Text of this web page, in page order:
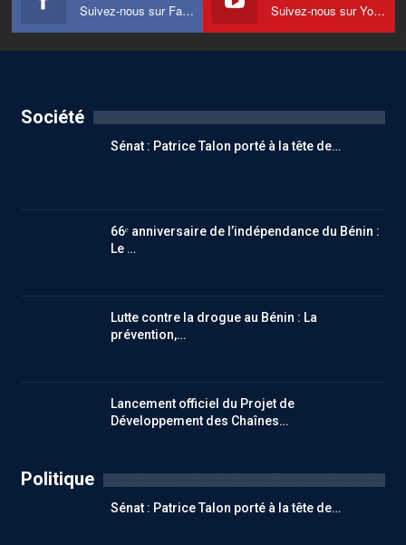
Suivez-nous sur Facebook Suivez-nous sur Youtube
Société
Sénat : Patrice Talon porté à la tête de…
66ᵉ anniversaire de l’indépendance du Bénin :
Le …
Lutte contre la drogue au Bénin : La
prévention,…
Lancement officiel du Projet de
Développement des Chaînes…
Politique
Sénat : Patrice Talon porté à la tête de…